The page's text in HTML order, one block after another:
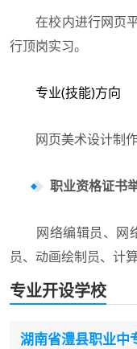
在校内进行网页平
行顶岗实习。
专业(技能)方向
网页美术设计制作
职业资格证书
网络编辑员、网络
员、动画绘制员、计
专业开设学校
湖南省澧县职业中